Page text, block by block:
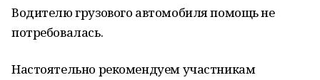
Водителю грузового автомобиля помощь не
потребовалась.
Настоятельно рекомендуем участникам